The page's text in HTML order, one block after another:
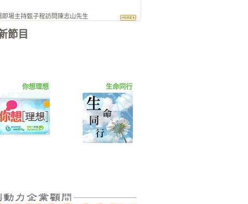
即場主持甄子程訪問陳志山先生
節目
你想理想 生命同行